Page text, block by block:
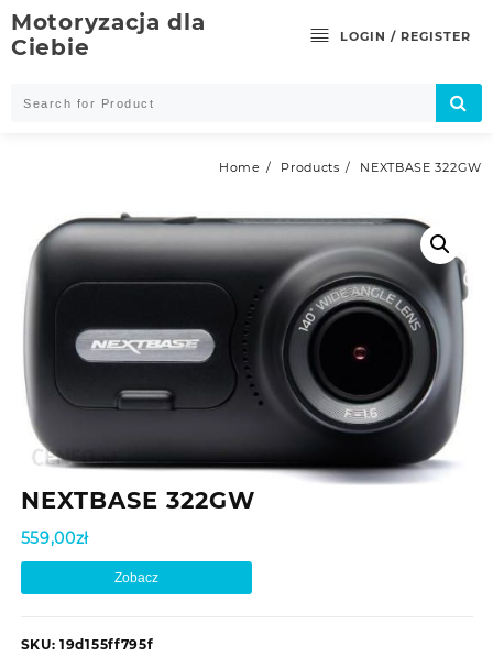
Skip
to
content
Motoryzacja dla
Ciebie
LOGIN / REGISTER
Home Products NEXTBASE 322GW
NEXTBASE 322GW
559,00zł
Zobacz
SKU: 19d155ff795f